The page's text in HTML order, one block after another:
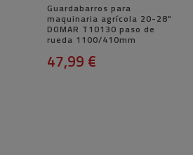
Guardabarros para
maquinaria agrícola 20-28"
DOMAR T10130 paso de
rueda 1100/410mm
47,99 €